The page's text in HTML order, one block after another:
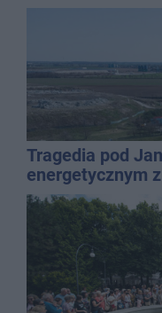
Tragedia pod
energetycznym
mężczyzny